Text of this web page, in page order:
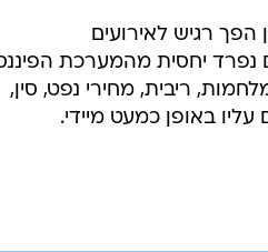
רגיש לאירועים
נפרד יחסית מהמערכת
ריבית, מחירי נפט, סין,
באופן כמעט מיידי.